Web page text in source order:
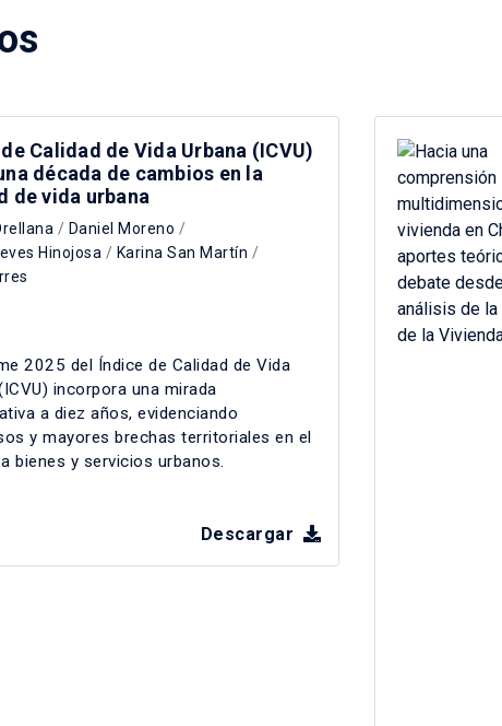
Calidad de Vida Urbana (ICVU)
década de cambios en la
de vida urbana
/ Daniel Moreno /
Hinojosa / Karina San Martín /
2025 del Índice de Calidad de Vida
incorpora una mirada
a diez años, evidenciando
y mayores brechas territoriales en el
bienes y servicios urbanos.
Descargar